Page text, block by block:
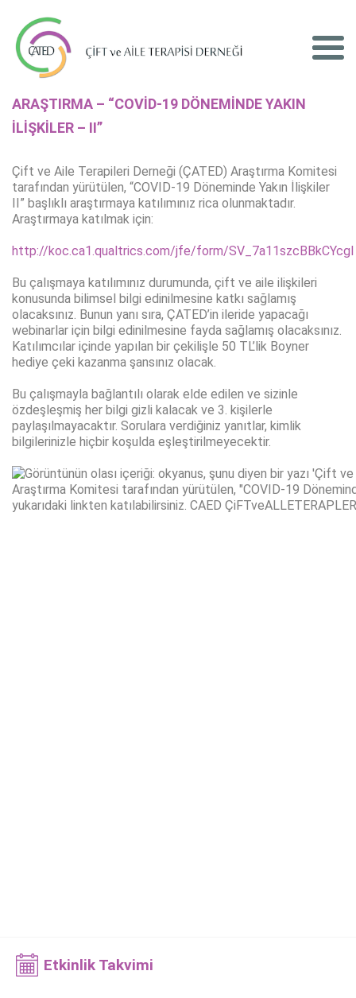
ARAŞTIRMA – “COVİD-19 DÖNEMİNDE YAKIN
İLİŞKİLER – II”
Çift ve Aile Terapileri Derneği (ÇATED) Araştırma Komitesi
tarafından yürütülen, “COVID-19 Döneminde Yakın İlişkiler
II” başlıklı araştırmaya katılımınız rica olunmaktadır.
Araştırmaya katılmak için:
http://koc.ca1.qualtrics.com/jfe/form/SV_7a11szcBBkCYcgl
Bu çalışmaya katılımınız durumunda, çift ve aile ilişkileri
konusunda bilimsel bilgi edinilmesine katkı sağlamış
olacaksınız. Bunun yanı sıra, ÇATED’in ileride yapacağı
webinarlar için bilgi edinilmesine fayda sağlamış olacaksınız.
Katılımcılar içinde yapılan bir çekilişle 50 TL’lik Boyner
hediye çeki kazanma şansınız olacak.
Bu çalışmayla bağlantılı olarak elde edilen ve sizinle
özdeşleşmiş her bilgi gizli kalacak ve 3. kişilerle
paylaşılmayacaktır. Sorulara verdiğiniz yanıtlar, kimlik
bilgilerinizle hiçbir koşulda eşleştirilmeyecektir.
Etkinlik Takvimi